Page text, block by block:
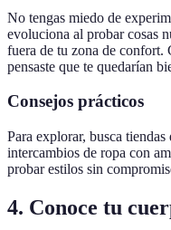
No tengas miedo de
evoluciona al probar cosas
fuera de tu zona de confort.
pensaste que te quedarían
Consejos prácticos
Para explorar, busca
intercambios de ropa con
probar estilos sin
4. Conoce tu